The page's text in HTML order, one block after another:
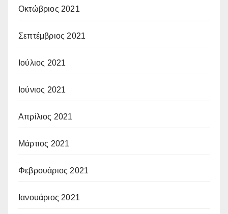
Οκτώβριος 2021
Σεπτέμβριος 2021
Ιούλιος 2021
Ιούνιος 2021
Απρίλιος 2021
Μάρτιος 2021
Φεβρουάριος 2021
Ιανουάριος 2021